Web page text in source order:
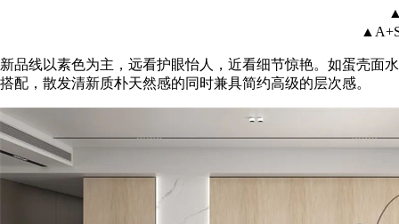
新品线以素色为主，远看护眼怡人，近看细节惊艳。如蛋壳面
搭配，散发清新质朴天然感的同时兼具简约高级的层次感。